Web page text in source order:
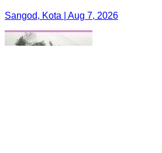
Sangod, Kota | Aug 7, 2026